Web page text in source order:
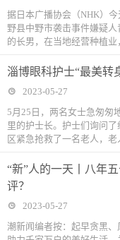
据日本广播协会（NHK）
野县中野市袭击事件嫌疑
的长男，在当地经营种植
淄博眼科护士“最美转
2023-05-27
5月25日，两名女士急匆匆
里的护士长。护士们询问
区紧急抢救了一名老人，
“新”人的一天丨八年
评？
2023-05-27
潮新闻编者按：起早贪黑